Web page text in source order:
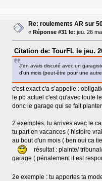
Re: roulements AR sur
« Réponse #31 le: jeu. 26
Citation de: TourFL le jeu.
J'en avais discuté avec un
d'un mois (peut-être pour une
c'est exact c'a s’appelle :
le pb actuel c'est qu'avec toute
donc le garage qui se fait
2 exemples: tu arrives avec le
tu part en vacances ( histoire
au bout d'un mois ( ben oui ca
résultat : plainte/
garage ( pénalement il est
2e exemple : tu apportes ta